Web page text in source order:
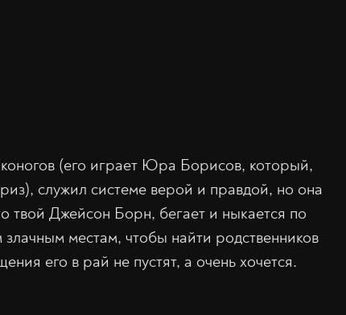
(его играет Юра Борисов, который,
служил системе верой и правдой, но она
твой Джейсон Борн, бегает и ныкается по
местам, чтобы найти родственников
его в рай не пустят, а очень хочется.